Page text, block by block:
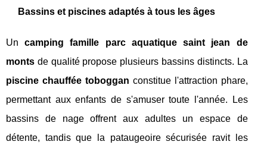
Bassins et piscines adaptés à tous les âges
Uncamping famille parc aquatique saint jean de
monts de qualité propose plusieurs bassins distincts. La
piscine chauffée toboggan constitue l'attraction phare,
permettant aux enfants de s'amuser toute l'année. Les
bassins de nage offrent aux adultes un espace de
détente, tandis que la pataugeoire sécurisée ravit les